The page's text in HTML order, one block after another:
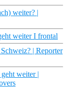
weiter? |
weiter I frontal
| Reporter
weiter |